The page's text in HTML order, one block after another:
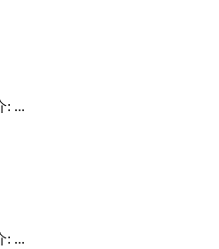
: ...
: ...